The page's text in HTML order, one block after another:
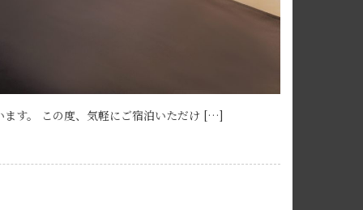
ます。 この度、気軽にご宿泊いただけ […]